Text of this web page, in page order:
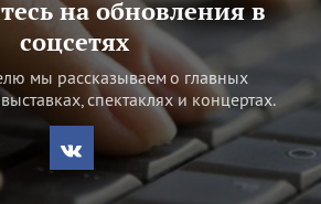
на обновления в
соцсетях
мы рассказываем о главных
спектаклях и концертах.